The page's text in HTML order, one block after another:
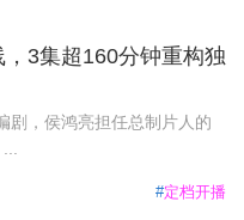
3集超160分钟重构独
剧，侯鸿亮担任总制片人的
#定档开播